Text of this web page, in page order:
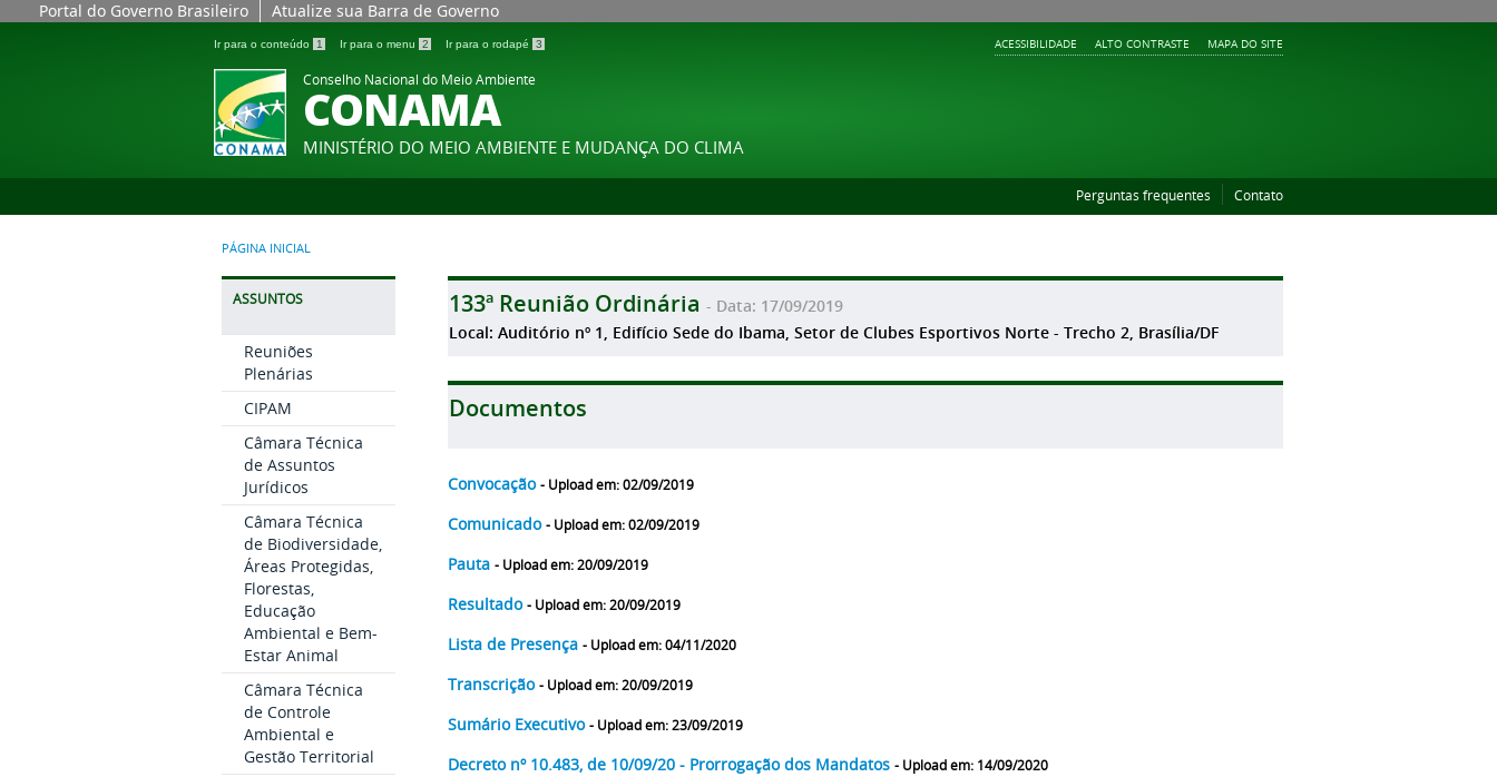
Portal do Governo Brasileiro Atualize sua Barra de Governo
Ir para o conteúdo 1 Ir para o menu 2 Ir para o rodapé 3 ACESSIBILIDADE ALTO CONTRASTE MAPA DO SITE
Conselho Nacional do Meio Ambiente
CONAMA
MINISTÉRIO DO MEIO AMBIENTE E MUDANÇA DO CLIMA
Perguntas frequentes Contato
PÁGINA INICIAL
ASSUNTOS
Reuniões
Plenárias
CIPAM
Câmara Técnica
de Assuntos
Jurídicos
Câmara Técnica
de Biodiversidade,
Áreas Protegidas,
Florestas,
Educação
Ambiental e Bem-
Estar Animal
Câmara Técnica
de Controle
Ambiental e
Gestão Territorial
133ª Reunião Ordinária - Data: 17/09/2019
Local: Auditório nº 1, Edifício Sede do Ibama, Setor de Clubes Esportivos Norte - Trecho 2, Brasília/DF
Documentos
Convocação - Upload em: 02/09/2019
Comunicado - Upload em: 02/09/2019
Pauta - Upload em: 20/09/2019
Resultado - Upload em: 20/09/2019
Lista de Presença - Upload em: 04/11/2020
Transcrição - Upload em: 20/09/2019
Sumário Executivo - Upload em: 23/09/2019
Decreto nº 10.483, de 10/09/20 - Prorrogação dos Mandatos - Upload em: 14/09/2020